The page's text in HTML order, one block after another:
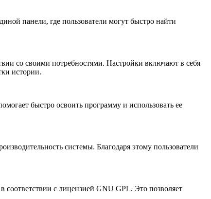
панели, где пользователи могут быстро найти
со своими потребностями. Настройки включают в себя
истории.
быстро освоить программу и использовать ее
системы. Благодаря этому пользователи
соответствии с лицензией GNU GPL. Это позволяет